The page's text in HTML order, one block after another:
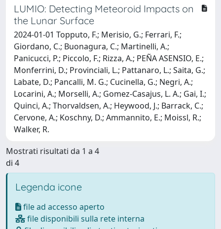
LUMIO: Detecting Meteoroid Impacts on
the Lunar Surface
2024-01-01 Topputo, F.; Merisio, G.; Ferrari, F.;
Giordano, C.; Buonagura, C.; Martinelli, A.;
Panicucci, P.; Piccolo, F.; Rizza, A.; PEÑA ASENSIO, E.;
Monferrini, D.; Provinciali, L.; Pattanaro, L.; Saita, G.;
Labate, D.; Pancalli, M. G.; Cucinella, G.; Negri, A.;
Locarini, A.; Morselli, A.; Gomez-Casajus, L. A.; Gai, I.;
Quinci, A.; Thorvaldsen, A.; Heywood, J.; Barrack, C.;
Cervone, A.; Koschny, D.; Ammannito, E.; Moissl, R.;
Walker, R.
Mostrati risultati da 1 a 4
di 4
Legenda icone
file ad accesso aperto
file disponibili sulla rete interna